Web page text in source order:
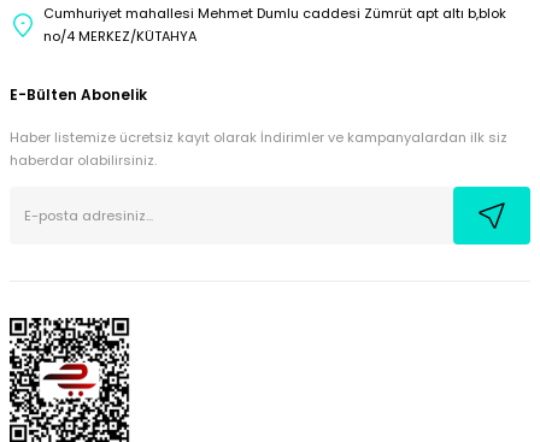
Cumhuriyet mahallesi Mehmet Dumlu caddesi Zümrüt apt altı b,blok
no/4 MERKEZ/KÜTAHYA
E-Bülten Abonelik
Haber listemize ücretsiz kayıt olarak İndirimler ve kampanyalardan ilk siz
haberdar olabilirsiniz.